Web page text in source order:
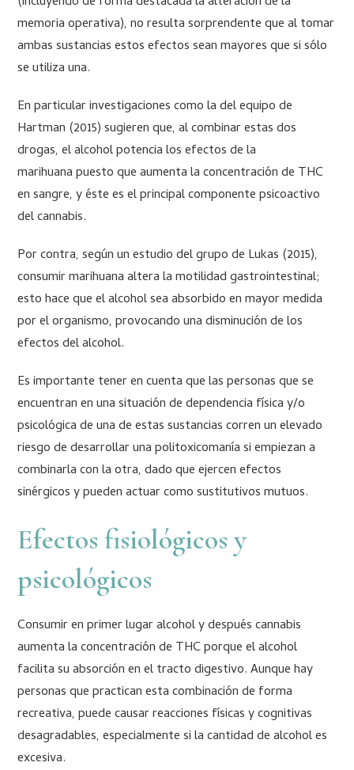
memoria operativa), no resulta sorprendente que al tomar
ambas sustancias estos efectos sean mayores que si sólo
se utiliza una.
En particular investigaciones como la del equipo de
Hartman (2015) sugieren que, al combinar estas dos
drogas, el alcohol potencia los efectos de la
marihuana puesto que aumenta la concentración de THC
en sangre, y éste es el principal componente psicoactivo
del cannabis.
Por contra, según un estudio del grupo de Lukas (2015),
consumir marihuana altera la motilidad gastrointestinal;
esto hace que el alcohol sea absorbido en mayor medida
por el organismo, provocando una disminución de los
efectos del alcohol.
Es importante tener en cuenta que las personas que se
encuentran en una situación de dependencia física y/o
psicológica de una de estas sustancias corren un elevado
riesgo de desarrollar una politoxicomanía si empiezan a
combinarla con la otra, dado que ejercen efectos
sinérgicos y pueden actuar como sustitutivos mutuos.
Efectos fisiológicos y
psicológicos
Consumir en primer lugar alcohol y después cannabis
aumenta la concentración de THC porque el alcohol
facilita su absorción en el tracto digestivo. Aunque hay
personas que practican esta combinación de forma
recreativa, puede causar reacciones físicas y cognitivas
desagradables, especialmente si la cantidad de alcohol es
excesiva.